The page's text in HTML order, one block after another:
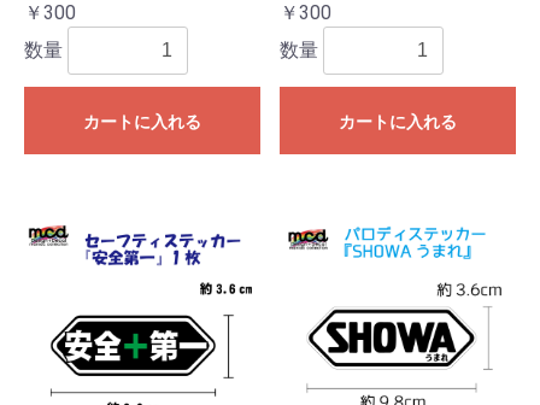
￥300
数量
カートに入れる
￥300
数量
カートに入れる